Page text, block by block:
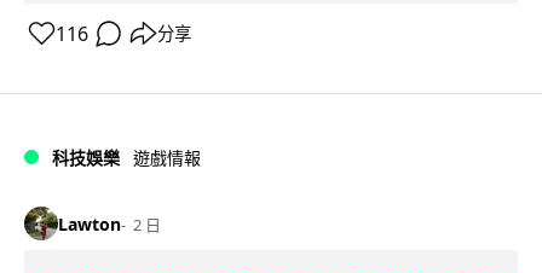
116 分享
科技娛樂 遊戲情報
Lawton 2 日